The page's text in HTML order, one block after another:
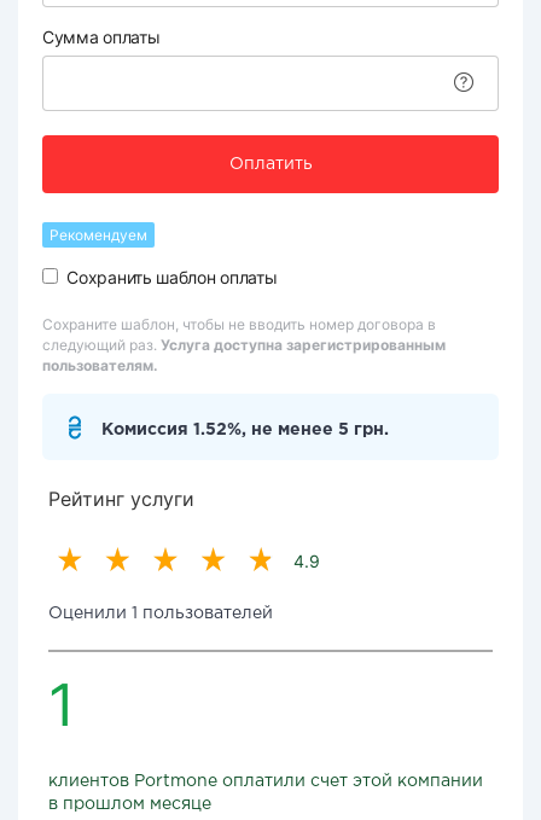
Сумма оплаты
Оплатить
Рекомендуем
Сохранить шаблон оплаты
Сохраните шаблон, чтобы не вводить номер договора в
следующий раз. Услуга доступна зарегистрированным
пользователям.
Комиссия 1.52%, не менее 5 грн.
Рейтинг услуги
4.9
Оценили 1 пользователей
1
клиентов Portmone оплатили счет этой компании
в прошлом месяце